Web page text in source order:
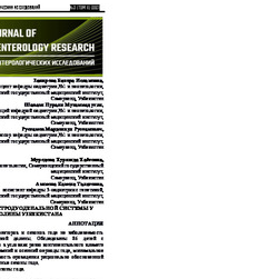
биологических
на рецептор витамина
в большинстве тканей
витамина D является также
процессов. Выводы:
данные указывают на
препаратов и
лечения и профилактики
в том числе